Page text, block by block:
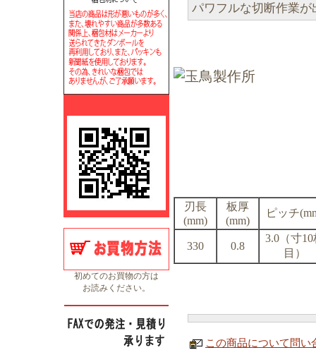
初めてのお買物の方は
お読みください。
パワフルな切断作業が
刃長
(mm)
板厚
(mm)
ピッチ
330 0.8
3.0（寸10
目）
この商品について問い